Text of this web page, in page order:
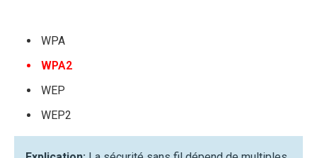
WPA
WPA2
WEP
WEP2